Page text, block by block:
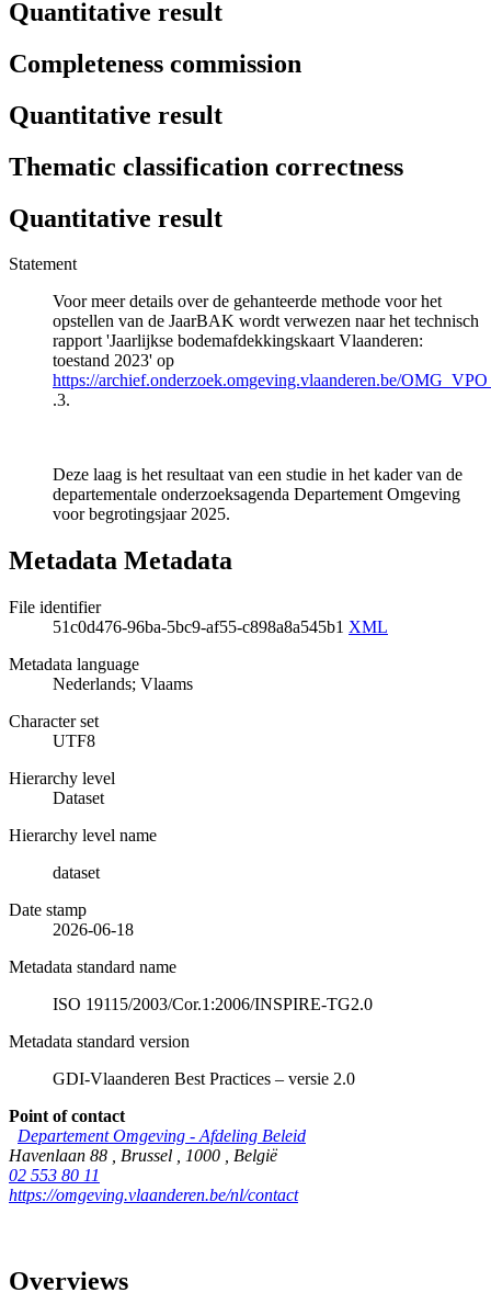
Quantitative result
Completeness commission
Quantitative result
Thematic classification correctness
Quantitative result
Statement
Voor meer details over de gehanteerde methode voor het
opstellen van de JaarBAK wordt verwezen naar het technisch
rapport 'Jaarlijkse bodemafdekkingskaart Vlaanderen:
toestand 2023' op
https://archief.onderzoek.omgeving.vlaanderen.be/
.3.
Deze laag is het resultaat van een studie in het kader van de
departementale onderzoeksagenda Departement Omgeving
voor begrotingsjaar 2025.
Metadata Metadata
File identifier
51c0d476-96ba-5bc9-af55-c898a8a545b1 XML
Metadata language
Nederlands; Vlaams
Character set
UTF8
Hierarchy level
Dataset
Hierarchy level name
dataset
Date stamp
2026-06-18
Metadata standard name
ISO 19115/2003/Cor.1:2006/INSPIRE-TG2.0
Metadata standard version
GDI-Vlaanderen Best Practices – versie 2.0
Point of contact
Departement Omgeving - Afdeling Beleid
Havenlaan 88
Brussel 1000
België
02 553 80 11
https://omgeving.vlaanderen.be/nl/contact
Overviews